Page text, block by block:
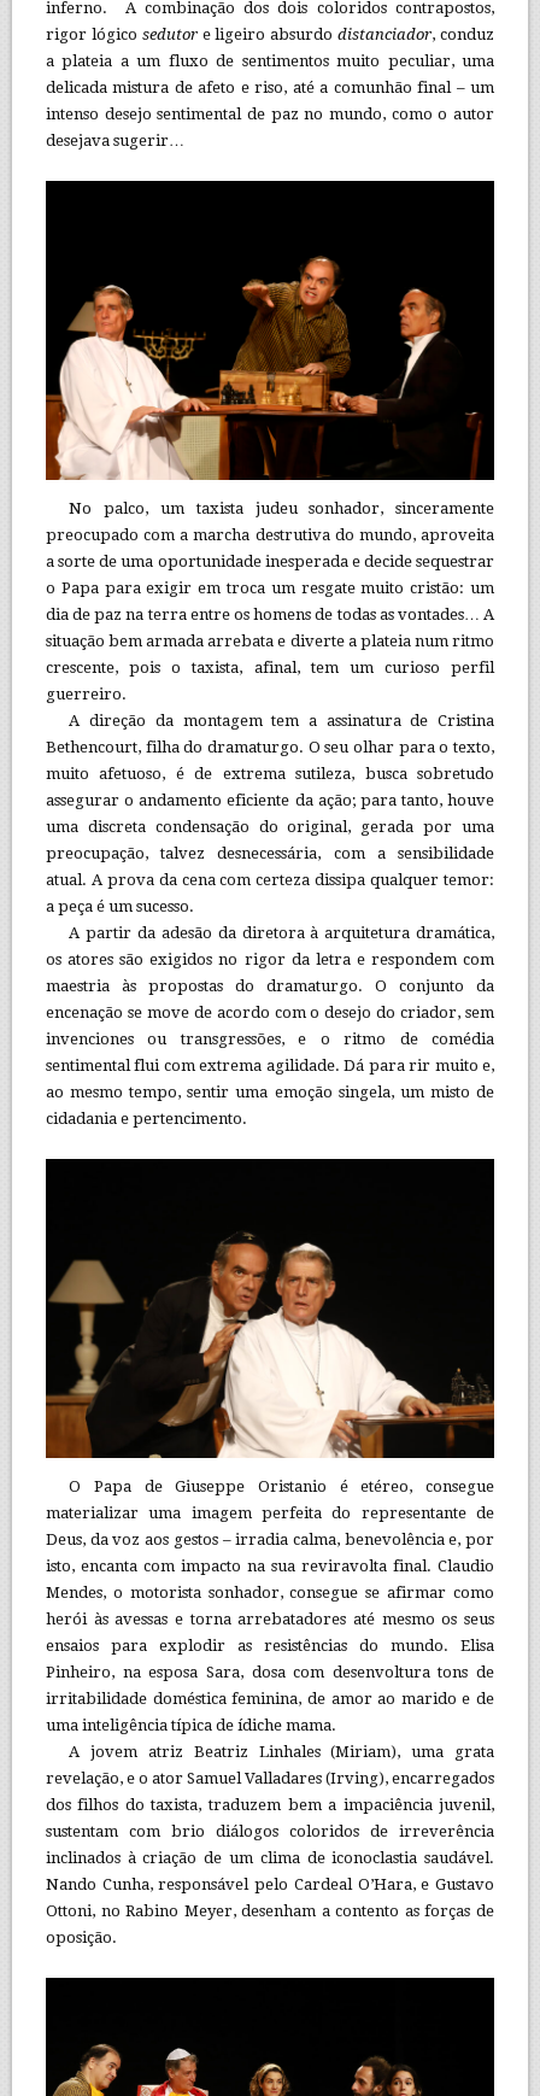
inferno. A combinação dos dois coloridos contrapostos,
rigor lógico sedutore ligeiro absurdodistanciador, conduz
a plateia a um fluxo de sentimentos muito peculiar, uma
delicada mistura de afeto e riso, até a comunhão final – um
intenso desejo sentimental de paz no mundo, como o autor
desejava sugerir…
No palco, um taxista judeu sonhador, sinceramente
preocupado com a marcha destrutiva do mundo, aproveita
a sorte de uma oportunidade inesperada e decide sequestrar
o Papa para exigir em troca um resgate muito cristão: um
dia de paz na terra entre os homens de todas as vontades… A
situação bem armada arrebata e diverte a plateia num ritmo
crescente, pois o taxista, afinal, tem um curioso perfil
guerreiro.
A direção da montagem tem a assinatura de Cristina
Bethencourt, filha do dramaturgo. O seu olhar para o texto,
muito afetuoso, é de extrema sutileza, busca sobretudo
assegurar o andamento eficiente da ação; para tanto, houve
uma discreta condensação do original, gerada por uma
preocupação, talvez desnecessária, com a sensibilidade
atual. A prova da cena com certeza dissipa qualquer temor:
a peça é um sucesso.
A partir da adesão da diretora à arquitetura dramática,
os atores são exigidos no rigor da letra e respondem com
maestria às propostas do dramaturgo. O conjunto da
encenação se move de acordo com o desejo do criador, sem
invenciones ou transgressões, e o ritmo de comédia
sentimental flui com extrema agilidade. Dá para rir muito e,
ao mesmo tempo, sentir uma emoção singela, um misto de
cidadania e pertencimento.
O Papa de Giuseppe Oristanio é etéreo, consegue
materializar uma imagem perfeita do representante de
Deus, da voz aos gestos – irradia calma, benevolência e, por
isto, encanta com impacto na sua reviravolta final. Claudio
Mendes, o motorista sonhador, consegue se afirmar como
herói às avessas e torna arrebatadores até mesmo os seus
ensaios para explodir as resistências do mundo. Elisa
Pinheiro, na esposa Sara, dosa com desenvoltura tons de
irritabilidade doméstica feminina, de amor ao marido e de
uma inteligência típica de ídiche mama.
A jovem atriz Beatriz Linhales (Miriam), uma grata
revelação, e o ator Samuel Valladares (Irving), encarregados
dos filhos do taxista, traduzem bem a impaciência juvenil,
sustentam com brio diálogos coloridos de irreverência
inclinados à criação de um clima de iconoclastia saudável.
Nando Cunha, responsável pelo Cardeal O’Hara, e Gustavo
Ottoni, no Rabino Meyer, desenham a contento as forças de
oposição.